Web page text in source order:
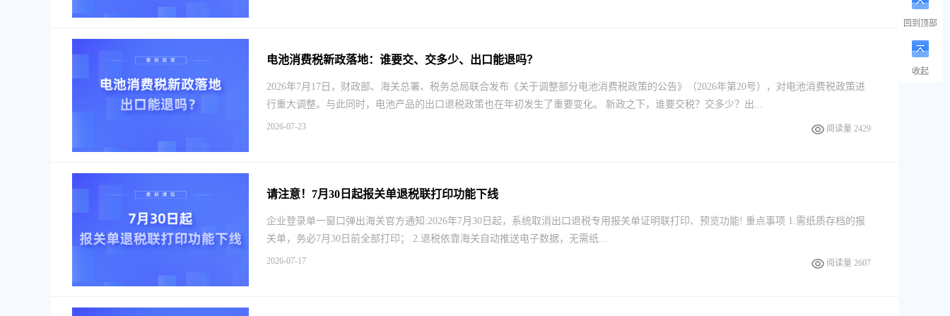
电池消费税新政落地：谁要交、交多少、出口能退吗？
2026年7月17日，财政部、海关总署、税务总局联合发布《关于调整部分电池消费税政策的公告》（2026年第20号），对电池消费税政策进
行重大调整。与此同时，电池产品的出口退税政策也在年初发生了重要变化。 新政之下，谁要交税？交多少？出...
2026-07-23 阅读量 2429
请注意！7月30日起报关单退税联打印功能下线
企业登录单一窗口弹出海关官方通知:2026年7月30日起，系统取消出口退税专用报关单证明联打印、预览功能! 重点事项 1.需纸质存档的报
关单，务必7月30日前全部打印； 2.退税依靠海关自动推送电子数据，无需纸...
2026-07-17 阅读量 2607
回到顶部
收起